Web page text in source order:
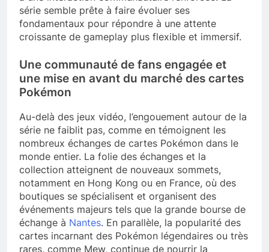
série semble prête à faire évoluer ses
fondamentaux pour répondre à une attente
croissante de gameplay plus flexible et immersif.
Une communauté de fans engagée et
une mise en avant du marché des cartes
Pokémon
Au-delà des jeux vidéo, l’engouement autour de la
série ne faiblit pas, comme en témoignent les
nombreux échanges de cartes Pokémon dans le
monde entier. La folie des échanges et la
collection atteignent de nouveaux sommets,
notamment en Hong Kong ou en France, où des
boutiques se spécialisent et organisent des
événements majeurs tels que la grande bourse de
échange à Nantes. En parallèle, la popularité des
cartes incarnant des Pokémon légendaires ou très
rares, comme Mew, continue de nourrir la